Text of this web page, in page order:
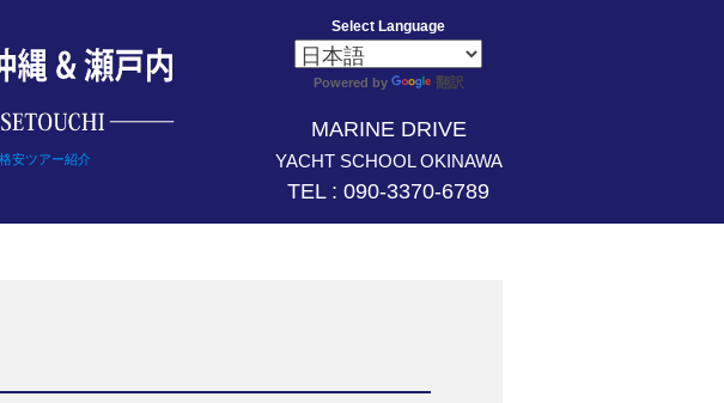
安ツアー紹介
Select Language
Powered by 翻訳
MARINE DRIVE
YACHT SCHOOL OKINAWA
TEL : 090-3370-6789